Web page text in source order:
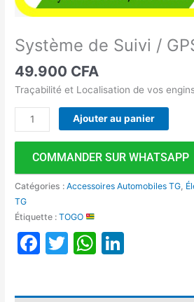
Système de Suivi /
49.900 CFA
Traçabilité et Localisation de vos
Ajouter au panier
COMMANDER SUR WHATSAPP
Catégories :Accessoires Automobiles TG
TG
Étiquette :TOGO
Facebook
TwitterWhatsApp